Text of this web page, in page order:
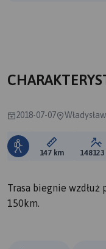
2018-07-07
Długość trasy:
147 km
Trasa biegnie wzdłuż
150km.